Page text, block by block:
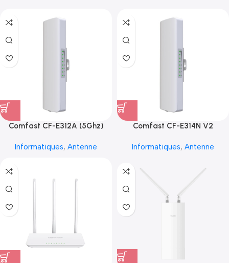
Comfast CF-E312A (5Ghz)
Informatiques, Antenne
Comfast CF-E314N V2
Informatiques, Antenne